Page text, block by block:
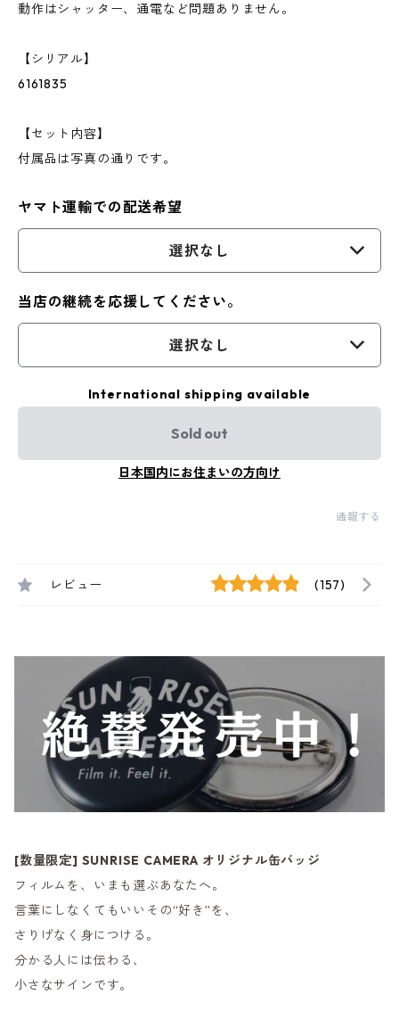
動作はシャッター、通電など問題ありません。
【シリアル】
6161835
【セット内容】
付属品は写真の通りです。
ヤマト運輸での配送希望
選択なし
当店の継続を応援してください。
選択なし
International shipping available
Sold out
日本国内にお住まいの方向け
通報する
レビュー (157)
[数量限定] SUNRISE CAMERA オリジナル缶バッジ
フィルムを、いまも選ぶあなたへ。
言葉にしなくてもいいその“好き”を、
さりげなく身につける。
分かる人には伝わる、
小さなサインです。